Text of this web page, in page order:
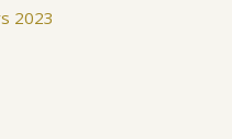
2023